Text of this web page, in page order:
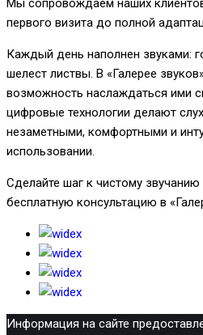
Мы сопровождаем наших
первого визита до полной
Каждый день наполнен звуками:
шелест листвы. В «Галерее
возможность наслаждаться ими
цифровые технологии делают
незаметными, комфортными и
использовании.
Сделайте шаг к чистому
бесплатную консультацию в
Информация на сайте